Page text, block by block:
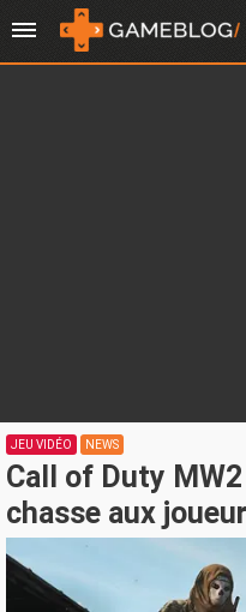
JEU VIDÉO NEWS
Call of Duty
chasse aux